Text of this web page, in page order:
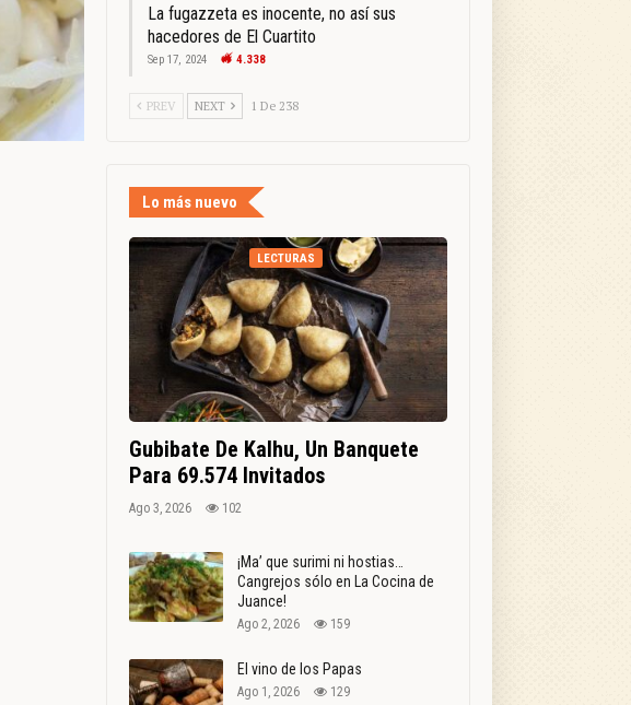
La fugazzeta es inocente, no así sus
hacedores de El Cuartito
Sep 17, 2024 4.338
PREV NEXT 1 De 238
Lo más nuevo
LECTURAS
Gubibate De Kalhu, Un Banquete
Para 69.574 Invitados
Ago 3, 2026 102
¡Ma’ que surimi ni hostias…
Cangrejos sólo en La Cocina de
Juance!
Ago 2, 2026 159
El vino de los Papas
Ago 1, 2026 129